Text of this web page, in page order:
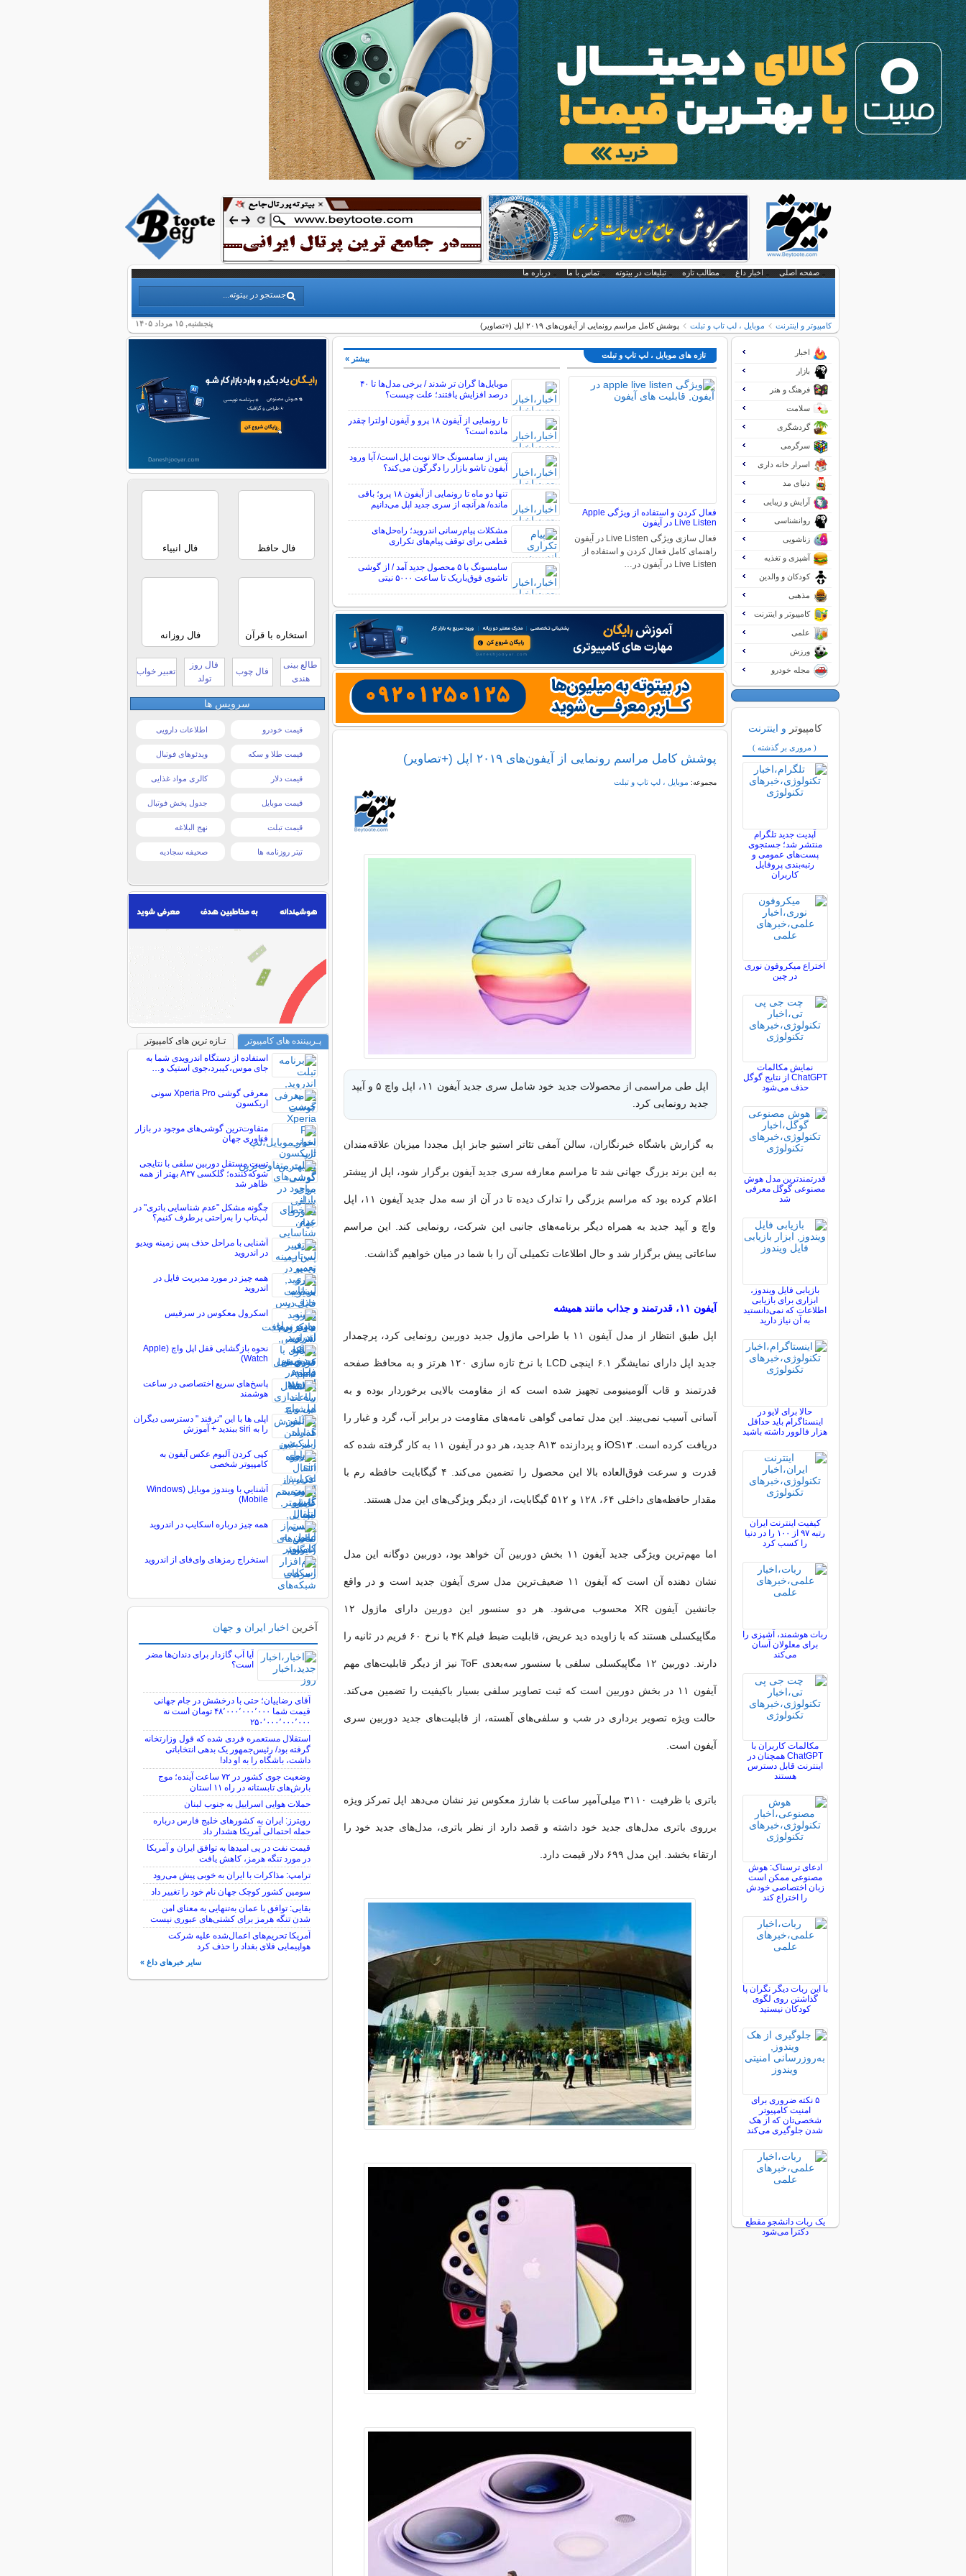
صفحه اصلی اخبار داغ مطالب تازه تبلیغات در بیتوته تماس با ما درباره ما
پنجشنبه, ۱۵ مرداد ۱۴۰۵ کامپیوتر و اینترنت موبایل ، لپ تاپ و تبلت پوشش کامل مراسم رونمایی از آیفون‌های ۲۰۱۹ اپل (+تصاویر)
تازه های موبایل ، لپ تاپ و تبلت
فعال کردن و استفاده از ویژگی Apple
Live Listen در آیفون
فعال سازی ویژگی Live Listen در آیفون
راهنمای کامل فعال کردن و استفاده از
Live Listen در آیفون در…
موبایل‌ها گران تر شدند / برخی مدل‌ها تا ۴۰
درصد افزایش یافتند؛ علت چیست؟
تا رونمایی از آیفون ۱۸ پرو و آیفون اولترا چقدر
مانده است؟
پس از سامسونگ حالا نوبت اپل است/ آیا ورود
آیفون تاشو بازار را دگرگون می‌کند؟
تنها دو ماه تا رونمایی از آیفون ۱۸ پرو؛ باقی
مانده/ هرآنچه از سری جدید اپل می‌دانیم
مشکلات پیام‌رسانی اندروید؛ راه‌حل‌های
قطعی برای توقف پیام‌های تکراری
سامسونگ با ۵ محصول جدید آمد / از گوشی
تاشوی فوق‌باریک تا ساعت ۵۰۰۰ نیتی
بیشتر »
پوشش کامل مراسم رونمایی از آیفون‌های ۲۰۱۹ اپل (+تصاویر)
مجموعه: موبایل ، لپ تاپ و تبلت
اپل طی مراسمی از محصولات جدید خود شامل سری جدید آیفون ۱۱، اپل واچ ۵ و آیپد
جدید رونمایی کرد.
به گزارش باشگاه خبرنگاران، سالن آمفی تئاتر استیو جابز اپل مجددا میزبان علاقه‌مندان
به این برند بزرگ جهانی شد تا مراسم معارفه سری جدید آیفون برگزار شود، اپل از پیشتر
اعلام کرده بود که مراسم بزرگی را تدارک دیده تا در آن از سه مدل جدید آیفون ۱۱، اپل
واچ و آیپد جدید به همراه دیگر برنامه‌های جانبی این شرکت، رونمایی کند. این مراسم
ساعاتی پیش برگزار شد و حال اطلاعات تکمیلی آن را با شما در میان خواهیم گذاشت.
آیفون ۱۱، قدرتمند و جذاب مانند همیشه
اپل طبق انتظار از مدل آیفون ۱۱ با طراحی ماژول جدید دوربین رونمایی کرد، پرچمدار
جدید اپل دارای نمایشگر ۶.۱ اینچی LCD با نرخ تازه سازی ۱۲۰ هرتز و به محافظ صفحه
قدرتمند و قاب آلومینیومی تجهیز شده است که از مقاومت بالایی برخوردار بوده و به
آسانی آسیب نمی‌بیند. این مدل تمامی گواهی نامه‌های مقاومت در برابر آب، گرد و غبار را
دریافت کرده است. iOS۱۳ و پردازنده A۱۳ جدید، هر دو در آیفون ۱۱ به کار گرفته شده که
قدرت و سرعت فوق‌العاده بالا این محصول را تضمین می‌کند. ۴ گیگابایت حافظه رم با
مقدار حافظه‌های داخلی ۶۴، ۱۲۸ و ۵۱۲ گیگابایت، از دیگر ویژگی‌های این مدل هستند.
اما مهم‌ترین ویژگی جدید آیفون ۱۱ بخش دوربین آن خواهد بود، دوربین دو‌گانه این مدل
نشان دهنده آن است که آیفون ۱۱ ضعیف‌ترین مدل سری آیفون جدید است و در واقع
جانشین آیفون XR محسوب می‌شود. هر دو سنسور این دوربین دارای ماژول ۱۲
مگاپیکسلی هستند که با زاویده دید عریض، قابلیت ضبط فیلم ۴K با نرخ ۶۰ فریم در ثانیه را
دارند. دوربین ۱۲ مگاپیکسلی سلفی با سنسور سه‌بعدی ToF نیز از دیگر قابلیت‌های مهم
آیفون ۱۱ در بخش دوربین است که ثبت تصاویر سلفی بسیار باکیفیت را تضمین می‌کند.
حالت ویژه تصویر برداری در شب و سلفی‌های آهسته، از قابلیت‌های جدید دوربین سری
آیفون است.
باتری با ظرفیت ۳۱۱۰ میلی‌آمپر ساعت با شارژ معکوس نیز نشان می‌دهد اپل تمرکز ویژه
برروی باتری مدل‌های جدید خود داشته و قصد دارد از نظر باتری، مدل‌های جدید خود را
ارتقاء بخشد. این مدل ۶۹۹ دلار قیمت دارد.
اخبار
بازار
فرهنگ و هنر
سلامت
گردشگری
سرگرمی
اسرار خانه داری
دنیای مد
آرایش و زیبایی
روانشناسی
زناشویی
آشپزی و تغذیه
کودکان و والدین
مذهبی
کامپیوتر و اینترنت
علمی
ورزش
مجله خودرو
کامپیوتر و اینترنت
( مروری بر گذشته )
آپدیت جدید تلگرام
منتشر شد؛ جستجوی
پست‌های عمومی و
رتبه‌بندی پروفایل
کاربران
اختراع میکروفون نوری
در چین
نمایش مکالمات
ChatGPT از نتایج گوگل
حذف می‌شود
قدرتمندترین مدل هوش
مصنوعی گوگل معرفی
شد
بازیابی فایل ویندوز،
ابزاری برای بازیابی
اطلاعات که نمی‌دانستید
به آن نیاز دارید
حالا برای لایو در
اینستاگرام باید حداقل
هزار فالوور داشته باشید
کیفیت اینترنت ایران
رتبه ۹۷ از ۱۰۰ را در دنیا
را کسب کرد
ربات هوشمند، آشپزی را
برای معلولان آسان
می‌کند
مکالمات کاربران با
ChatGPT همچنان در
اینترنت قابل دسترس
هستند
ادعای ترسناک: هوش
مصنوعی ممکن است
زبان اختصاصی خودش
را اختراع کند
با این ربات دیگر نگران پا
گذاشتن روی لگوی
کودکان نیستید
۵ نکته ضروری برای
امنیت کامپیوتر
شخصی‌تان که از هک
شدن جلوگیری می‌کند
یک ربات دانشجو مقطع
دکترا می‌شود
فال حافظ فال انبیاء
استخاره با قرآن فال روزانه
طالع بینی
هندی
فال چوب
فال روز
تولد
تعبیر خواب
سرویس ها
قیمت خودرو اطلاعات دارویی
قیمت طلا و سکه ویدئوهای فوتبال
قیمت دلار کالری مواد غذایی
قیمت موبایل جدول پخش فوتبال
قیمت تبلت نهج البلاغه
تیتر روزنامه ها صحیفه سجادیه
پـربیننده های کامپیوتر
تـازه ترین های کامپیوتر
استفاده از دستگاه اندرویدی شما به
جای موس،کیبرد،جوی استیک و…
معرفی گوشی Xperia Pro سونی
اریکسون
متفاوت‌ترین گوشی‌های موجود در بازار
فناوری جهان
تست مستقل دوربین سلفی با نتایجی
شوکه‌کننده؛ گلکسی A۳۷ بهتر از همه
ظاهر شد
چگونه مشکل "عدم شناسایی باتری" در
لپ‌تاپ را به‌راحتی برطرف کنیم؟
آشنایی با مراحل حذف پس زمینه ویدیو
در اندروید
همه چیز در مورد مدیریت فایل در
اندروید
اسکرول معکوس در سرفیس
نحوه بازگشایی قفل اپل واچ (Apple
Watch)
پاسخ‌های سریع اختصاصی در ساعت
هوشمند
اپلی ها با این "ترفند " دسترسی دیگران
را به siri ببندید + آموزش
کپی کردن آلبوم عکس آیفون به
کامپیوتر شخصی
آشنايي با ويندوز موبايل (Windows
Mobile)
همه چیز درباره اسکایپ در اندروید
استخراج رمزهای وای‌فای از اندروید
آخرین اخبار ایران و جهان
آیا آب گازدار برای دندان‌ها مضر
است؟
آقای رضاییان؛ حتی با درخشش در جام جهانی
قیمت شما ۴۸٬۰۰۰٬۰۰۰٬۰۰۰ تومان است نه
۲۵۰٬۰۰۰٬۰۰۰٬۰۰۰
استقلال مستعمره فردی شده که قول وزارتخانه
گرفته بود/ رئیس‌جمهور یک بدهی انتخاباتی
داشت، باشگاه را به او داد!
وضعیت جوی کشور در ۷۲ ساعت آینده؛ موج
بارش‌های تابستانه در راه ۱۱ استان
حملات هوایی اسراییل به جنوب لبنان
رویترز: ایران به کشورهای خلیج فارس درباره
حمله احتمالی آمریکا هشدار داد
قیمت نفت در پی امیدها به توافق ایران و آمریکا
در مورد تنگه هرمز، کاهش یافت
ترامپ: مذاکرات با ایران به خوبی پیش می‌رود
سومین کشور کوچک جهان نام خود را تغییر داد
بقایی: توافق با عمان به‌تنهایی به معنای امن
شدن تنگه هرمز برای کشتی‌های عبوری نیست
آمریکا تحریم‌های اعمال‌شده علیه شرکت
هواپیمایی فلای بغداد را حذف کرد
سایر خبرهای داغ »